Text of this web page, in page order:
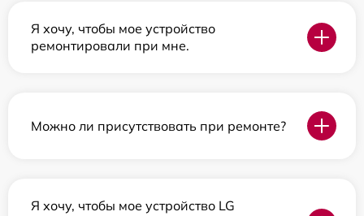
Я хочу, чтобы мое устройство
ремонтировали при мне.
Можно ли присутствовать при ремонте?
Я хочу, чтобы мое устройство LG